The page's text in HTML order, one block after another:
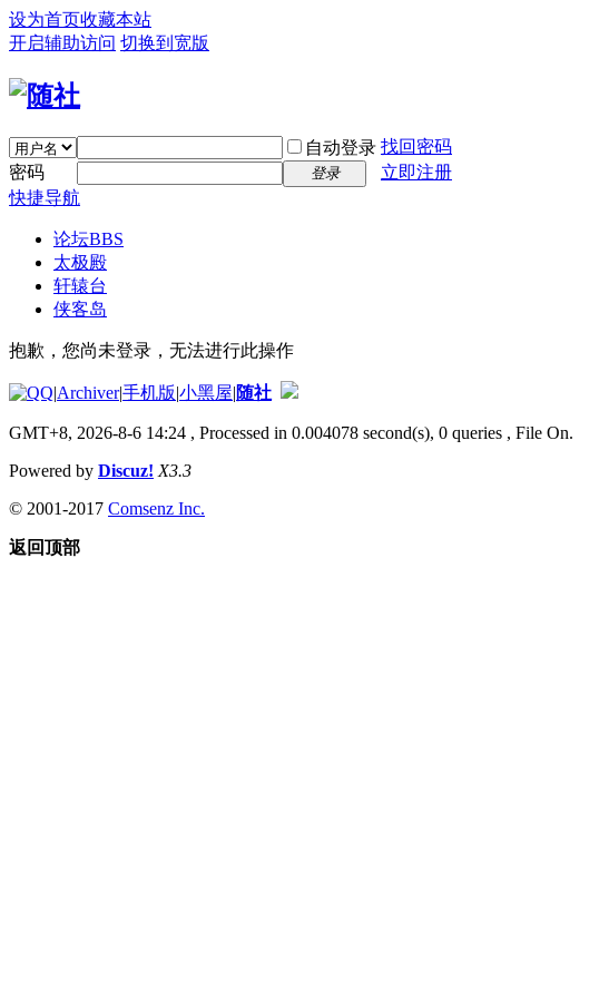
设为首页收藏本站
开启辅助访问 切换到宽版
自动登录 找回密码
密码
登录
立即注册
快捷导航
论坛BBS
太极殿
轩辕台
侠客岛
抱歉，您尚未登录，无法进行此操作
|Archiver|手机版|小黑屋|随社
GMT+8, 2026-8-6 14:24 , Processed in 0.004078 second(s), 0 queries , File On.
Powered by Discuz! X3.3
© 2001-2017 Comsenz Inc.
返回顶部